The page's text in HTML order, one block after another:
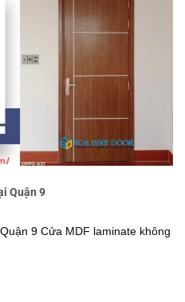
Quận 9
9 Cửa MDF laminate không